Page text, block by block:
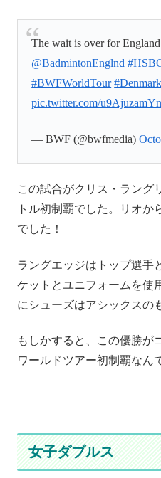
The wait is over for
@BadmintonEnglnd
#BWFWorldTour
pic.twitter.com/u9AjuzamYn
— BWF (@bwfmedia)
この試合がクリス・ラング
トル初制覇でした。リオか
でした！
ラングエッジはトップ選手
ケットとユニフォームを使
にシューズはアシックスの
もしかすると、この優勝が
ワールドツアー初制覇なん
女子ダブルス